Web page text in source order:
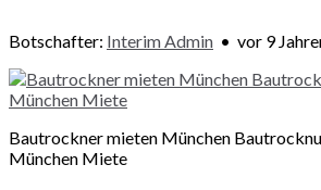
Botschafter: Interim Admin • vor 9
Bautrockner mieten München
München Miete